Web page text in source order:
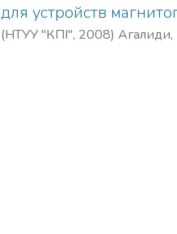
для устройств
(НТУУ "КПІ", 2008)